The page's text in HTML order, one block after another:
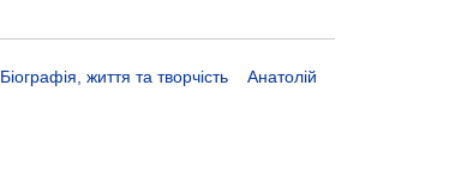
Біографія, життя та творчість
Анатолій